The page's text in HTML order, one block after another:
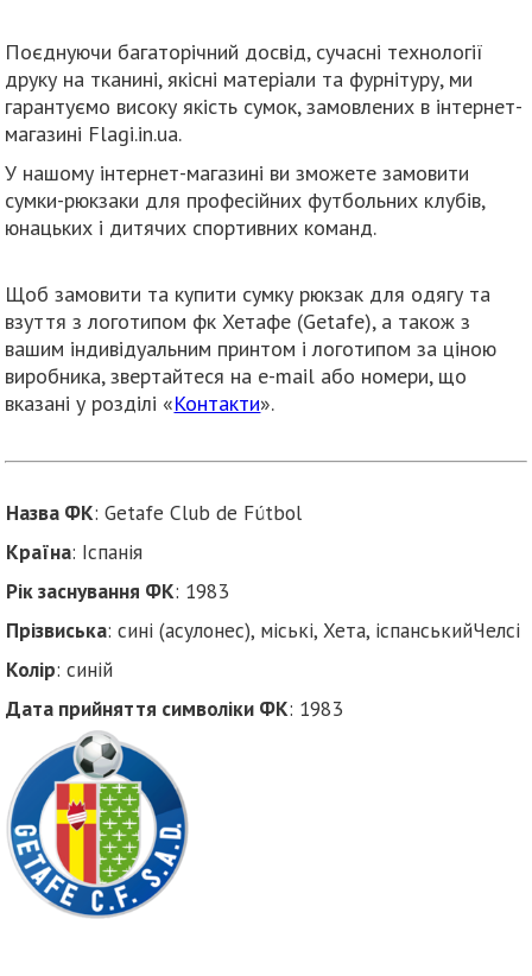
Поєднуючи багаторічний досвід, сучасні технології
друку на тканині, якісні матеріали та фурнітуру, ми
гарантуємо високу якість сумок, замовлених в інтернет-
магазині Flagi.in.ua.
У нашому інтернет-магазині ви зможете замовити
сумки-рюкзаки для професійних футбольних клубів,
юнацьких і дитячих спортивних команд.
Щоб замовити та купити сумку рюкзак для одягу та
взуття з логотипом фк Хетафе (Getafe), а також з
вашим індивідуальним принтом і логотипом за ціною
виробника, звертайтеся на e-mail або номери, що
вказані у розділі «Контакти».
Назва ФК: Getafe Club de Fútbol
Країна: Іспанія
Рік заснування ФК: 1983
Прізвиська: сині (асулонес), міські, Хета, іспанськийЧелсі
Колір: синій
Дата прийняття символіки ФК: 1983